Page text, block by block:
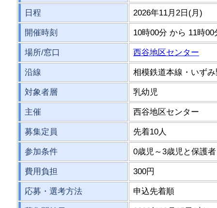
日程 2026年11月2日(月)
開催時刻 10時00分 から 11時00
場所/窓口 西谷地区センター
沿線 相模鉄道本線・いず
対象者層 乳幼児
主催 西谷地区センター
募集定員 先着10人
参加条件 0歳児～3歳児と保護者
費用負担 300円
応募・選考方法 申込先着順